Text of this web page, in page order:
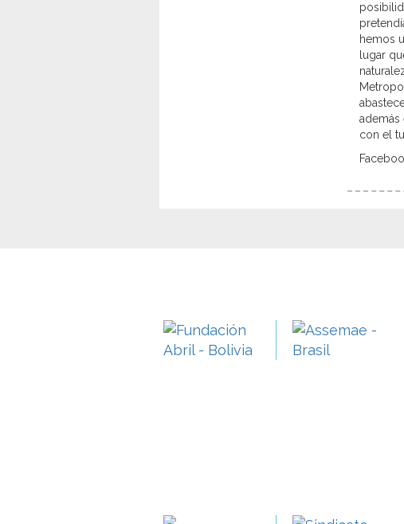
hemos
lugar
además
con el